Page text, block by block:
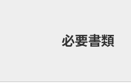
必要書類